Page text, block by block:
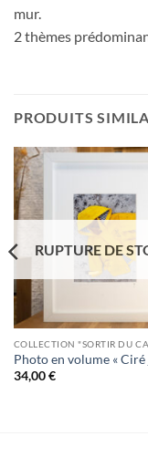
mur.
2 thèmes
PRODUITS
RUPTURE DE
COLLECTION "SORTIR DU
Photo en volume « Ciré
34,00€